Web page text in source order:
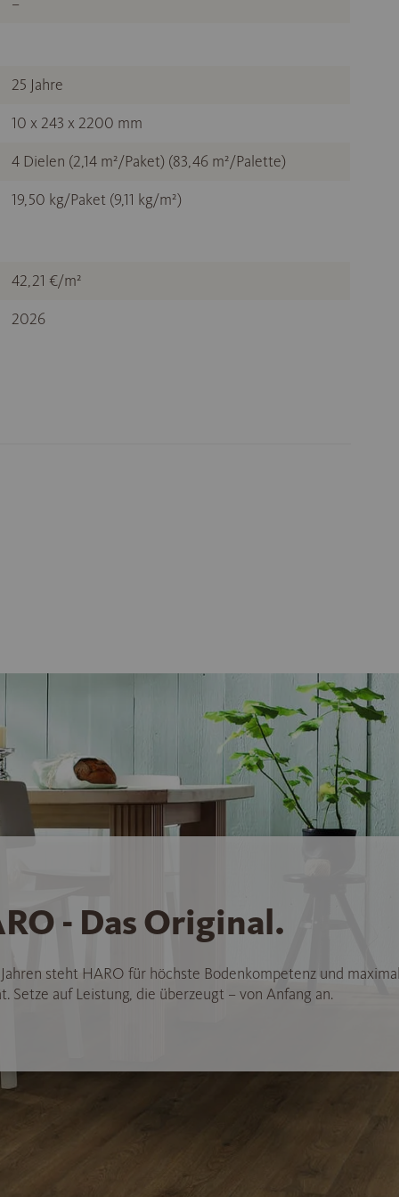
25 Jahre
10 x 243 x 2200 mm
4 Dielen (2,14 m²/Paket) (83,46 m²/Palette)
19,50 kg/Paket (9,11 kg/m²)
42,21 €/m²
2026
- Das Original.
steht HARO für höchste Bodenkompetenz und
Setze auf Leistung, die überzeugt – von Anfang an.